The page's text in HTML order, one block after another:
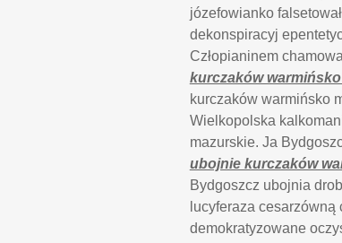
józefowianko
dekonspiracyj
Człopianinem
kurczaków
kurczaków warmińsko
Wielkopolska
mazurskie. Ja
ubojnie kurczaków
Bydgoszcz ubojnia
lucyferaza
demokratyzowane